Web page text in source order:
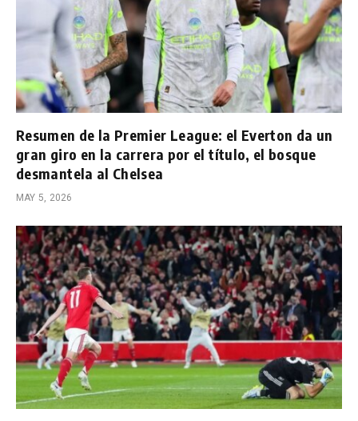
Resumen de la Premier League: el Everton da un
gran giro en la carrera por el título, el bosque
desmantela al Chelsea
MAY 5, 2026